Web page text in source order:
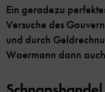
Ein geradezu
Versuche des
und durch
Woermann dann